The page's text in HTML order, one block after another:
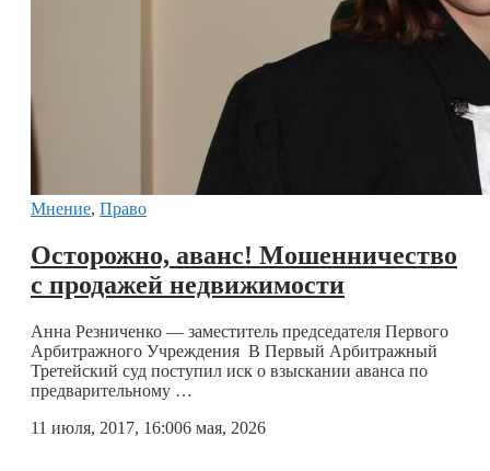
Мнение, Право
Осторожно, аванс! Мошенничество
с продажей недвижимости
Анна Резниченко — заместитель председателя Первого
Арбитражного Учреждения В Первый Арбитражный
Третейский суд поступил иск о взыскании аванса по
предварительному …
11 июля, 2017, 16:006 мая, 2026